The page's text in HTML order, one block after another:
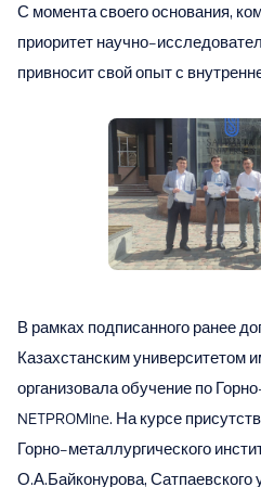
С момента своего основания,
приоритет научно-
привносит свой опыт с
В рамках подписанного ранее
Казахстанским университетом
организовала обучение по
NETPROMine. На курсе
Горно-металлургического
О.А.Байконурова, Сатпаевского